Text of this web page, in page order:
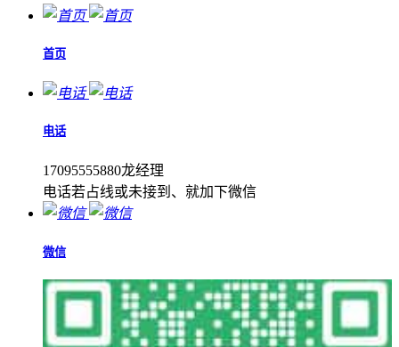
首页
电话
17095555880龙经理
电话若占线或未接到、就加下微信
微信